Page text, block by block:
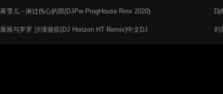
蒋雪儿 - 淋过伤心的雨(DJPw ProgHouse Rmx 2020)
展展与罗罗 沙漠骆驼(DJ Horizon.HT Remix)中文DJ
Dj
刘